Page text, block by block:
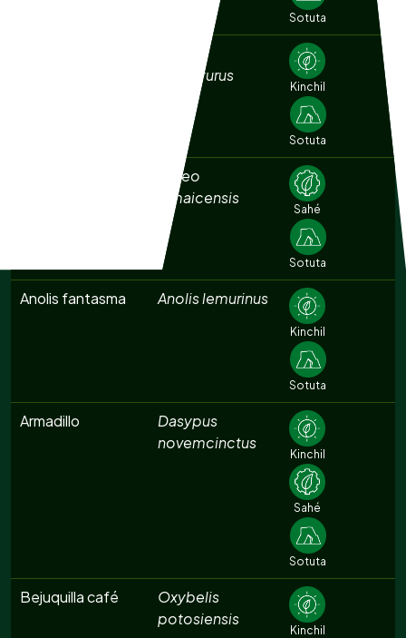
Sotuta
brachyurus
Kinchil
Sotuta
Buteo
jamaicensis
Sahé
Sotuta
Anolis fantasma Anolis lemurinus
Kinchil
Sotuta
Armadillo
Dasypus
novemcinctus
Kinchil
Sahé
Sotuta
Bejuquilla café
Oxybelis
potosiensis
Kinchil